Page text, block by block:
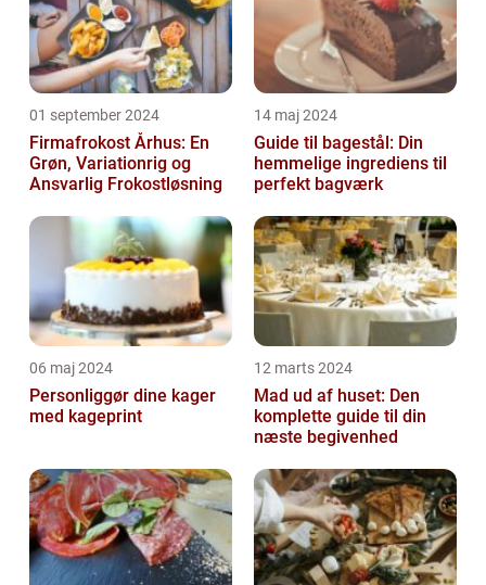
01 september 2024
Firmafrokost Århus: En
Grøn, Variationrig og
Ansvarlig Frokostløsning
14 maj 2024
Guide til bagestål: Din
hemmelige ingrediens til
perfekt bagværk
06 maj 2024
Personliggør dine kager
med kageprint
12 marts 2024
Mad ud af huset: Den
komplette guide til din
næste begivenhed